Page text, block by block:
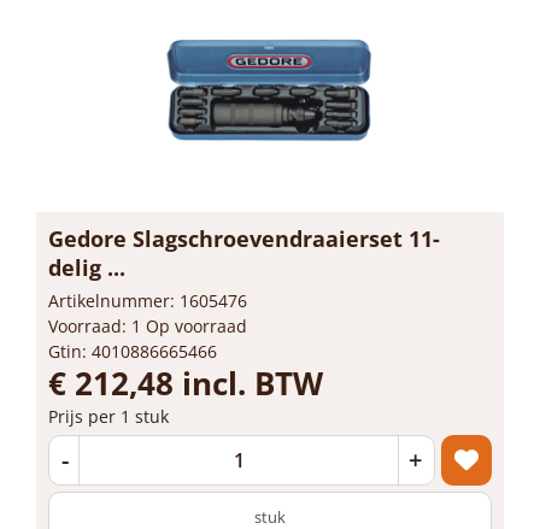
Gedore Slagschroevendraaierset 11-
delig ...
Artikelnummer: 1605476
Voorraad: 1 Op voorraad
Gtin: 4010886665466
€ 212,48 incl. BTW
Prijs per 1 stuk
- +
stuk